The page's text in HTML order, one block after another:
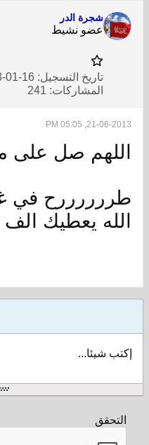
شجرة الدر
عضو نشيط
تاريخ التسجيل: 16-01-2013
المشاركات: 241
21-06-2013, 05:05 PM
اللهم صل على
طررررررح في
الله يعطيك الف
إكتب شيئا...
التحقق